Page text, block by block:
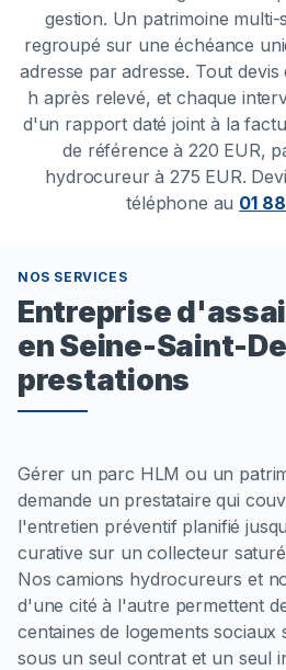
gestion. Un patrimoine multi-
regroupé sur une échéance
adresse par adresse. Tout
h après relevé, et chaque
d'un rapport daté joint à la
de référence à 220 EUR,
hydrocureur à 275 EUR.
téléphone au 01
NOS SERVICES
Entreprise
en Seine-Saint-
prestations
Gérer un parc HLM ou un
demande un prestataire qui
l'entretien préventif planifié
curative sur un collecteur
Nos camions hydrocureurs et
d'une cité à l'autre permettent
centaines de logements sociaux
sous un seul contrat et un seul